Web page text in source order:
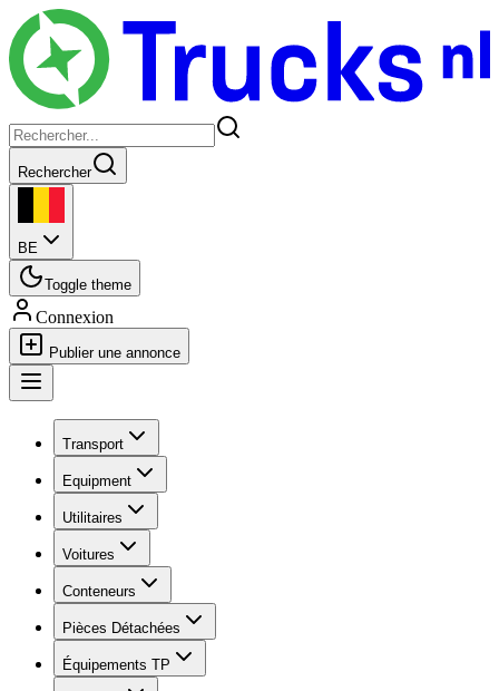
Rechercher
BE
Toggle theme
Connexion
Publier une annonce
Transport
Equipment
Utilitaires
Voitures
Conteneurs
Pièces Détachées
Équipements TP